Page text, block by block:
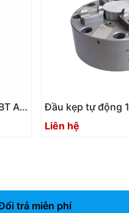
A-
Đầu kẹp tự động
3A-100904 |
chuck100
Liên hệ
trả miễn phí